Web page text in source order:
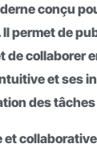
conçu
permet de
de collaborer
et ses
des
et collaborative